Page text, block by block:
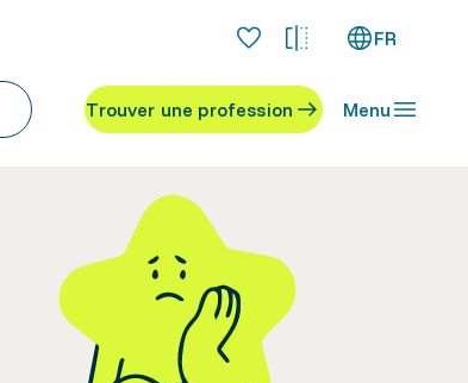
FR
Trouver une profession Menu